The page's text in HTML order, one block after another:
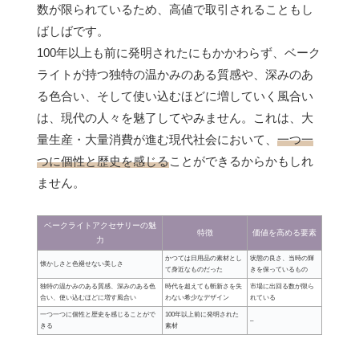
数が限られているため、高値で取引されることもし
ばしばです。
100年以上も前に発明されたにもかかわらず、ベーク
ライトが持つ独特の温かみのある質感や、深みのあ
る色合い、そして使い込むほどに増していく風合い
は、現代の人々を魅了してやみません。これは、大
量生産・大量消費が進む現代社会において、 一つ一
つに個性と歴史を感じることができるからかもしれ
ません。
ベークライトアクセサリーの魅
力
特徴 価値を高める要素
懐かしさと色褪せない美しさ
かつては日用品の素材とし
て身近なものだった
状態の良さ、当時の輝
きを保っているもの
独特の温かみのある質感、深みのある色
合い、使い込むほどに増す風合い
時代を超えても斬新さを失
わない希少なデザイン
市場に出回る数が限ら
れている
一つ一つに個性と歴史を感じることがで
きる
100年以上前に発明された
素材
–